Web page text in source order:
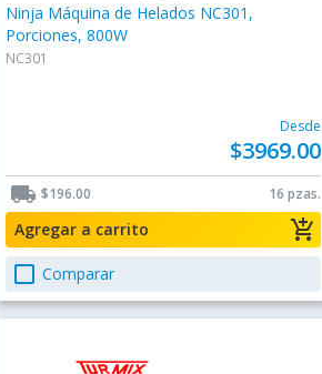
Ninja Máquina de Helados NC301,
Porciones, 800W
NC301
Desde
$3969.00
local_shipping $196.00 16 pzas.
add_shopping_cart
Agregar a carrito
check_box_outline_blank Comparar